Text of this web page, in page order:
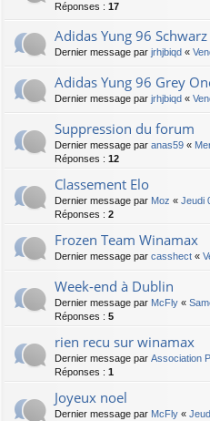
Réponses : 17
Adidas Yung 96
Dernier message par jrhjbiqd «
Adidas Yung 96 Grey
Dernier message par jrhjbiqd «
Suppression du forum
Dernier message par anas59 «
Réponses : 12
Classement Elo
Dernier message par Moz « Jeudi
Réponses : 2
Frozen Team Winamax
Dernier message par casshect «
Week-end à Dublin
Dernier message par McFly «
Réponses : 5
rien recu sur winamax
Dernier message par Association
Réponses : 1
Joyeux noel
Dernier message par McFly «